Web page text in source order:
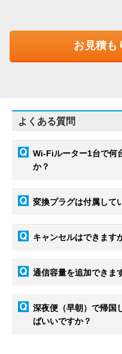
お見積も
よくある質問
Wi-Fiルーター1台で何
か？
変換プラグは付属して
キャンセルはできます
通信容量を追加できま
深夜便（早朝）で帰国
ばいいですか？